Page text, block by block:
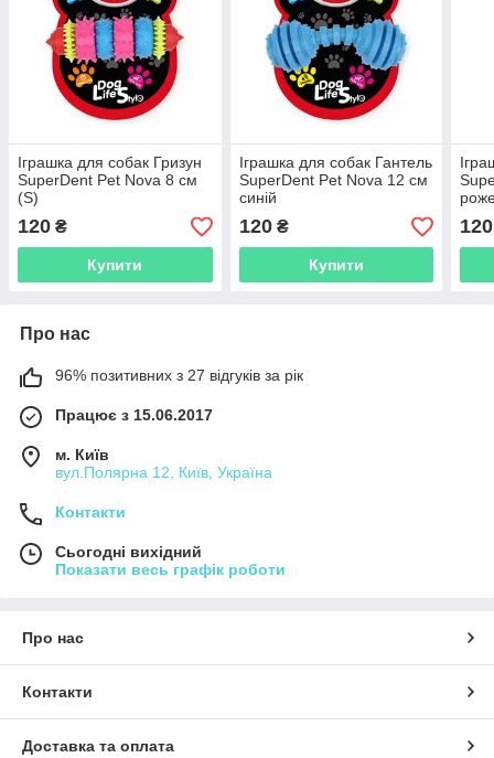
Іграшка для собак Гризун
SuperDent Pet Nova 8 см
(S)
120 ₴
Купити
Іграшка для собак Гантель
SuperDent Pet Nova 12 см
синій
120₴
Купити
120
Про нас
96% позитивних з 27 відгуків за рік
Працює з 15.06.2017
м. Київ
вул.Полярна 12, Київ, Україна
Контакти
Сьогодні вихідний
Показати весь графік роботи
Про нас
Контакти
Доставка та оплата